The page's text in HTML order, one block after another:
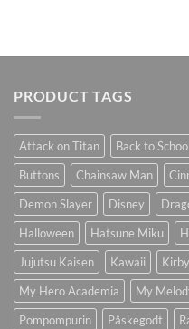
PRODUCT TAGS
Attack on Titan Back to School
Buttons
Chainsaw Man
Demon Slayer
Disney
Halloween
Hatsune Miku
Jujutsu Kaisen
Kawaii Kirby
My Hero Academia
My
Pompompurin
Påskegodt